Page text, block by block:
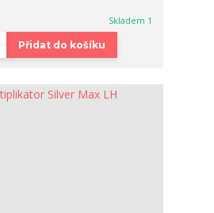
Skladem 1
Přidat do košíku